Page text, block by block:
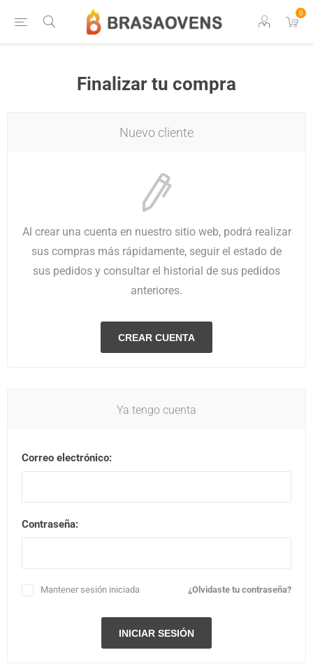
0
Finalizar tu compra
Nuevo cliente
Al crear una cuenta en nuestro sitio web, podrá realizar
sus compras más rápidamente, seguir el estado de
sus pedidos y consultar el historial de sus pedidos
anteriores.
Ya tengo cuenta
Correo electrónico:
Contraseña:
¿Olvidaste tu contraseña?
Mantener sesión iniciada